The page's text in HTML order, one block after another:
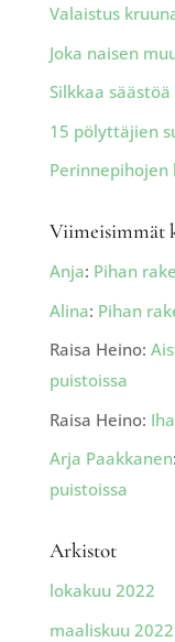
Valaistus
Joka naisen
Silkkaa
15 pölyttäjien
Perinnepihojen
Viimeisimmät
Anja: Pihan
Alina: Pihan
Raisa Heino:
puistoissa
Raisa Heino:
Arja Paakkanen:
puistoissa
Arkistot
lokakuu 2022
maaliskuu 2022